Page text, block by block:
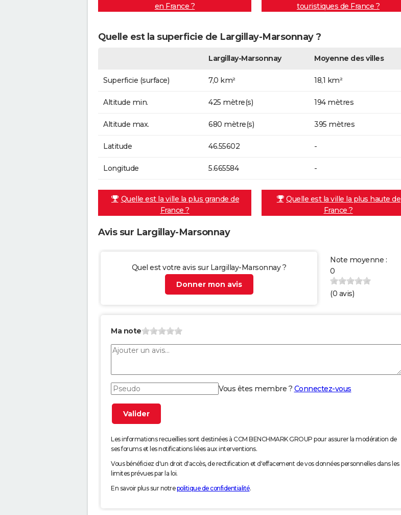
en France ?
touristiques de France ?
Quelle est la superficie de Largillay-Marsonnay ?
Largillay-Marsonnay Moyenne des villes
Superficie (surface) 7,0 km² 18,1 km²
Altitude min. 425 mètre(s) 194 mètres
Altitude max. 680 mètre(s) 395 mètres
Latitude 46.55602 -
Longitude 5.665584 -
Quelle est la ville la plus grande de
France ?
Quelle est la ville la plus haute de
France ?
Avis sur Largillay-Marsonnay
Quel est votre avis sur Largillay-Marsonnay ?
Donner mon avis
Note moyenne :
0
(0 avis)
Ma note
Vous êtes membre ? Connectez-vous
Les informations recueillies sont destinées à CCM BENCHMARK GROUP pour assurer la modération de
ses forums et les notifications liées aux interventions.
Vous bénéficiez d'un droit d'accès, de rectification et d'effacement de vos données personnelles dans les
limites prévues par la loi.
En savoir plus sur notrepolitique de confidentialité.